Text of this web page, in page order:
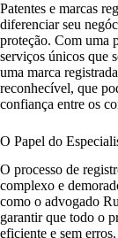
Patentes e marcas
diferenciar seu
proteção. Com uma
serviços únicos que
uma marca
reconhecível, que
confiança entre os
O Papel do
O processo de
complexo e
como o advogado
garantir que todo o
eficiente e sem